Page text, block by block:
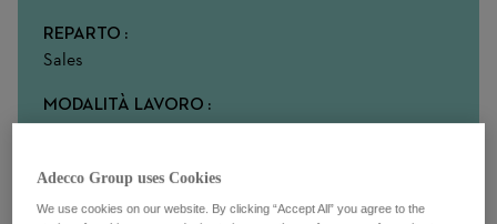
REPARTO
Sales
MODALITÀ LAVORO
On-site
Adecco Group uses Cookies
We use cookies on our website. By clicking “Accept All” you agree to the